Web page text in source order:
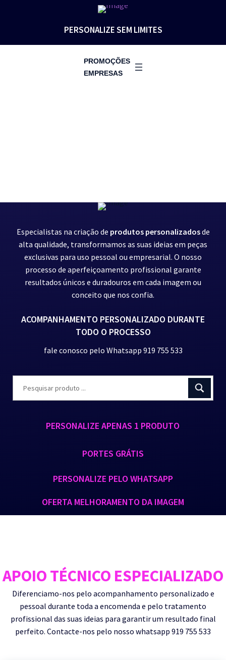
PERSONALIZE SEM LIMITES
PROMOÇÕES
EMPRESAS
Especialistas na criação de produtos personalizadosde
alta qualidade, transformamos as suas ideias em peças
exclusivas para uso pessoal ou empresarial. O nosso
processo de aperfeiçoamento profissional garante
resultados únicos e duradouros em cada imagem ou
conceito que nos confia.
ACOMPANHAMENTO PERSONALIZADO DURANTE
TODO O PROCESSO
fale conosco pelo Whatsapp 919 755 533
PERSONALIZE APENAS 1 PRODUTO
PORTES GRÁTIS
PERSONALIZE PELO WHATSAPP
OFERTA MELHORAMENTO DA IMAGEM
APOIO TÉCNICO ESPECIALIZADO
Diferenciamo-nos pelo acompanhamento personalizado e
pessoal durante toda a encomenda e pelo tratamento
profissional das suas ideias para garantir um resultado final
perfeito. Contacte-nos pelo nosso whatsapp 919 755 533